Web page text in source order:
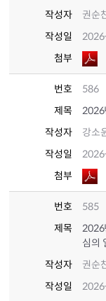
작성자
권순
작성일
첨부
번호
586
제목
2026
작성자
강소
작성일
첨부
번호
585
제목
2026
심의
작성자
권순
작성일